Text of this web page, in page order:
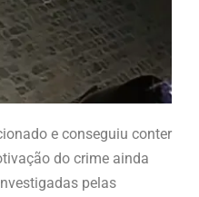
e conseguiu conter
do crime ainda
pelas